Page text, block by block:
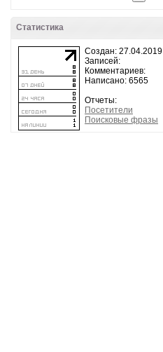
Статистика
Создан: 27.04.2019
Записей:
Комментариев:
Написано: 6565
Отчеты:
Посетители
Поисковые фразы